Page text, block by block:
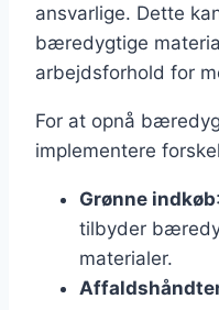
ansvarlige. Dette
bæredygtige
arbejdsforhold for
For at opnå
implementere
Grønne indkøb
tilbyder
materialer.